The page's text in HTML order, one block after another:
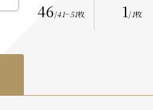
46/41~51枚 1/ 1枚